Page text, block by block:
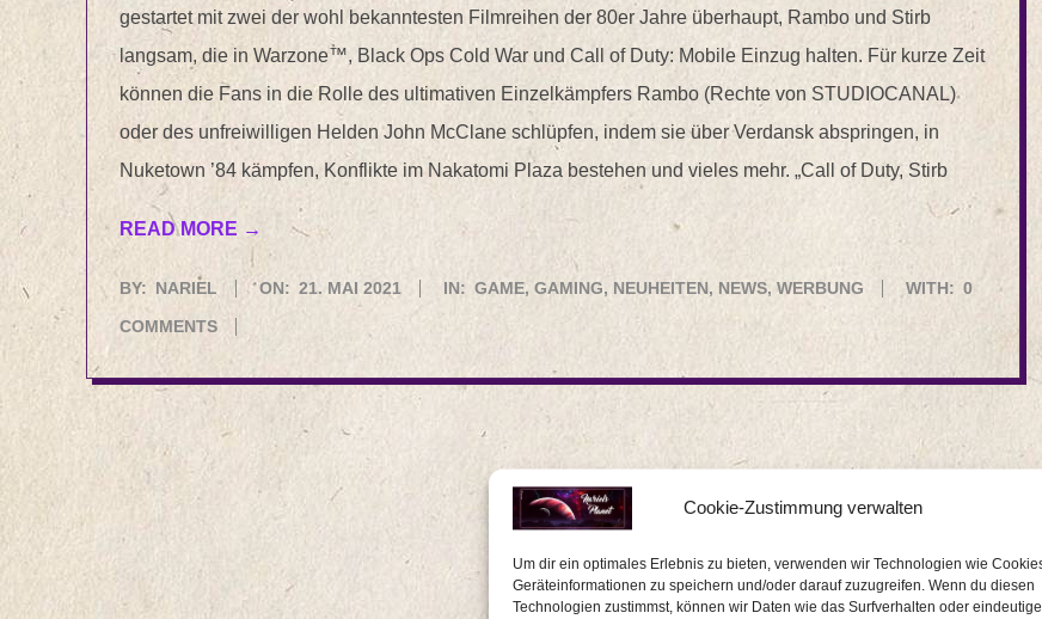
Cookie-Zustimmung verwalten
Um dir ein optimales Erlebnis zu bieten, verwenden wir Technologien wie
Geräteinformationen zu speichern und/oder darauf zuzugreifen. Wenn du diesen
Technologien zustimmst, können wir Daten wie das Surfverhalten oder
gestartet mit zwei der wohl bekanntesten Filmreihen der 80er Jahre überhaupt, Rambo und Stirb
langsam, die in Warzone™, Black Ops Cold War und Call of Duty: Mobile Einzug halten. Für kurze Zeit
können die Fans in die Rolle des ultimativen Einzelkämpfers Rambo (Rechte von STUDIOCANAL)
oder des unfreiwilligen Helden John McClane schlüpfen, indem sie über Verdansk abspringen, in
Nuketown ’84 kämpfen, Konflikte im Nakatomi Plaza bestehen und vieles mehr. „Call of Duty, Stirb
READ MORE →
2021-
05-
BY: NARIEL ON: 21. MAI 2021 IN: GAME,GAMING, NEUHEITEN , NEWS,WERBUNG WITH: 0
COMMENTS